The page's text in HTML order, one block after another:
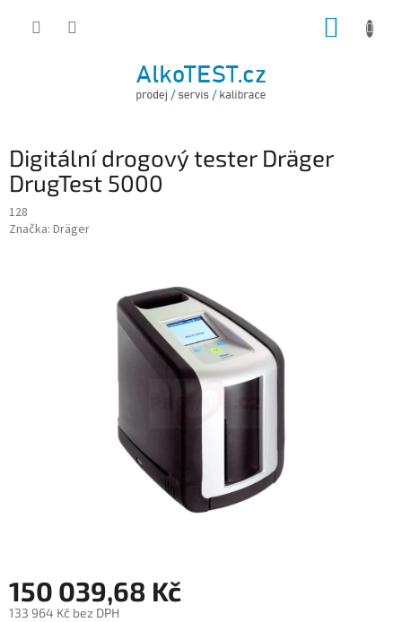
Digitální drogový tester Dräger
DrugTest 5000
128
Značka: Dräger
150 039,68 Kč
133 964 Kč bez DPH